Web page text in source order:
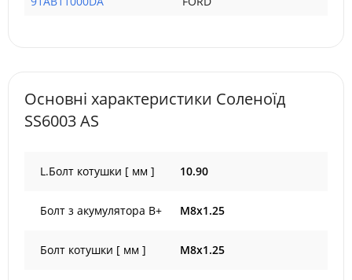
Основні характеристики Соленоїд
SS6003 AS
L.Болт котушки [ мм ] 10.90
Болт з акумулятора B+ M8x1.25
Болт котушки [ мм ] M8x1.25